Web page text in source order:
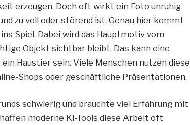
erzeugen. Doch oft wirkt ein Foto unruhig
zu voll oder störend ist. Genau hier kommt
ins Spiel. Dabei wird das Hauptmotiv vom
Objekt sichtbar bleibt. Das kann eine
Haustier sein. Viele Menschen nutzen diese
Shops oder geschäftliche Präsentationen.
schwierig und brauchte viel Erfahrung mit
moderne KI-Tools diese Arbeit oft